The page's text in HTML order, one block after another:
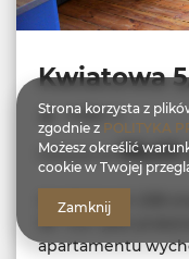
Kwiatowa
miejsc: 4
Cena już od 96,05
Apartament 208
39 m2 i jest
apartamentu
Strona korzysta z
zgodnie z POLITYKA
Możesz określić
cookie w Twojej
Zamknij